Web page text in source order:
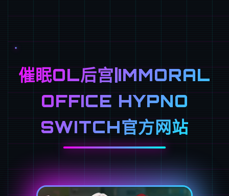
催眠OL后宫|IMMORAL
OFFICE HYPNO
SWITCH官方网站